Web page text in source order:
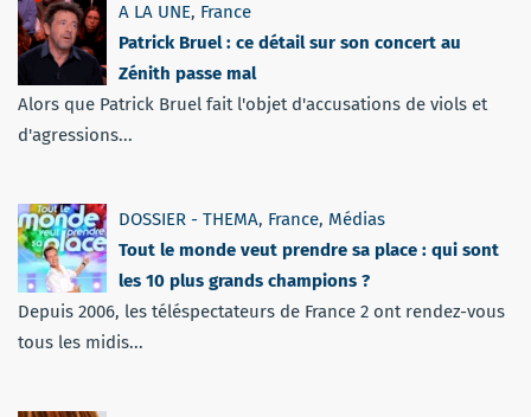
A LA UNE, France
Patrick Bruel : ce détail sur son concert au
Zénith passe mal
Alors que Patrick Bruel fait l'objet d'accusations de viols et
d'agressions...
DOSSIER - THEMA, France, Médias
Tout le monde veut prendre sa place : qui sont
les 10 plus grands champions ?
Depuis 2006, les téléspectateurs de France 2 ont rendez-vous
tous les midis...